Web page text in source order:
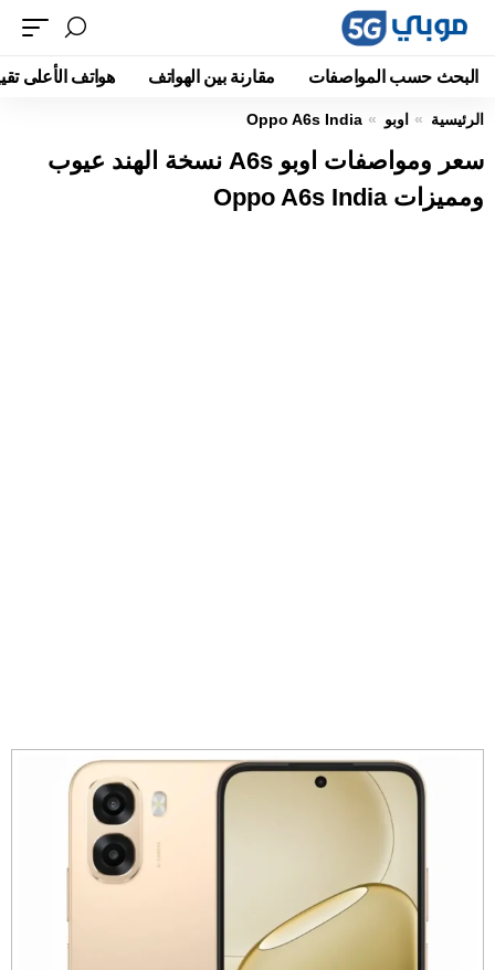
البحث حسب المواصفات مقارنة بين الهواتف هواتف الأعلى
الرئيسية اوبو Oppo A6s India
سعر ومواصفات اوبو A6s نسخة الهند عيوب
ومميزات Oppo A6s India